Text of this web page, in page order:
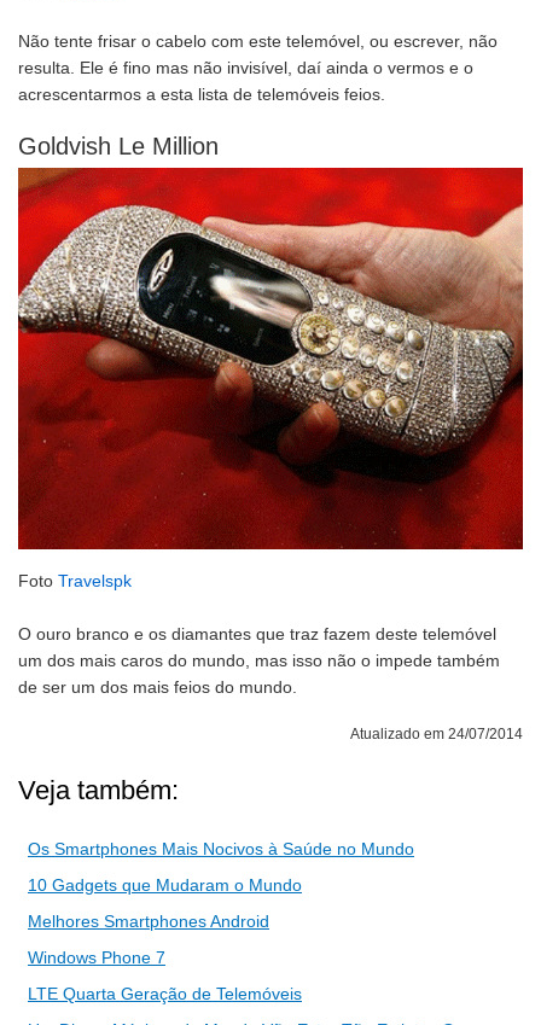
Não tente frisar o cabelo com este telemóvel, ou escrever, não
resulta. Ele é fino mas não invisível, daí ainda o vermos e o
acrescentarmos a esta lista de telemóveis feios.
Goldvish Le Million
Foto Travelspk
O ouro branco e os diamantes que traz fazem deste telemóvel
um dos mais caros do mundo, mas isso não o impede também
de ser um dos mais feios do mundo.
Atualizado em 24/07/2014
Veja também:
Os Smartphones Mais Nocivos à Saúde no Mundo
10 Gadgets que Mudaram o Mundo
Melhores Smartphones Android
Windows Phone 7
LTE Quarta Geração de Telemóveis